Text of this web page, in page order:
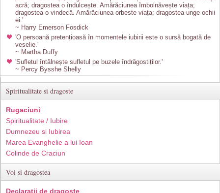
acră; dragostea o îndulcește. Amărăciunea îmbolnăvește viața;
dragostea o vindecă. Amărăciunea orbeste viața; dragostea unge ochii
ei.'
~ Harry Emerson Fosdick
'O persoană pretențioasă în momentele iubirii este o sursă bogată de
veselie.'
~ Martha Duffy
'Sufletul întâlnește sufletul pe buzele îndrăgostiților.'
~ Percy Bysshe Shelly
Spiritualitate si dragoste
Rugaciuni
Spiritualitate / Iubire
Dumnezeu si Iubirea
Marea Evanghelie a lui Ioan
Colinde de Craciun
Voi si dragostea
Declaratii de dragoste